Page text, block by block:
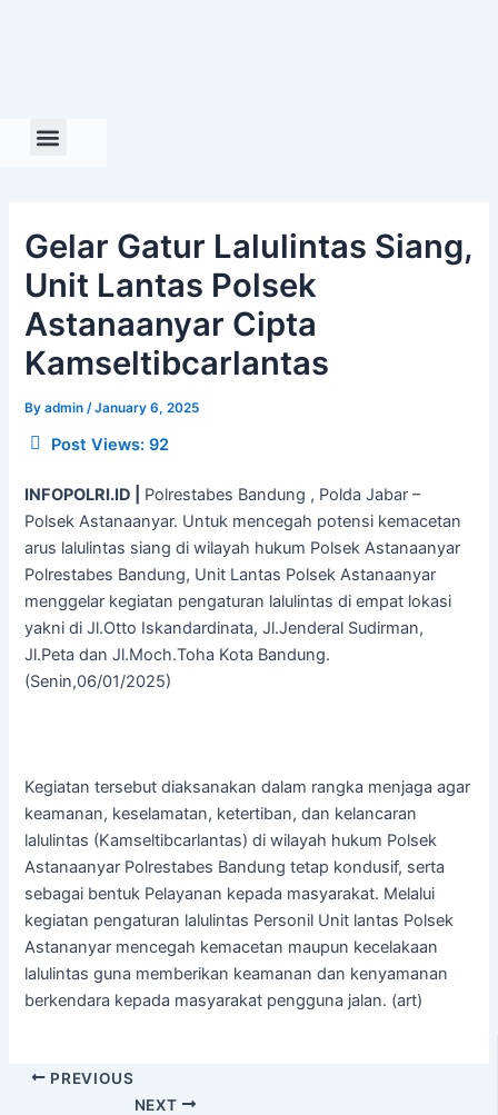
Gelar Gatur Lalulintas Siang,
Unit Lantas Polsek
Astanaanyar Cipta
Kamseltibcarlantas
Byadmin /January 6, 2025
Post Views: 92
INFOPOLRI.ID |
Polrestabes Bandung , Polda Jabar –
Polsek Astanaanyar. Untuk mencegah potensi kemacetan
arus lalulintas siang di wilayah hukum Polsek Astanaanyar
Polrestabes Bandung, Unit Lantas Polsek Astanaanyar
menggelar kegiatan pengaturan lalulintas di empat lokasi
yakni di Jl.Otto Iskandardinata, Jl.Jenderal Sudirman,
Jl.Peta dan Jl.Moch.Toha Kota Bandung.
(Senin,06/01/2025)
Kegiatan tersebut diaksanakan dalam rangka menjaga agar
keamanan, keselamatan, ketertiban, dan kelancaran
lalulintas (Kamseltibcarlantas) di wilayah hukum Polsek
Astanaanyar Polrestabes Bandung tetap kondusif, serta
sebagai bentuk Pelayanan kepada masyarakat. Melalui
kegiatan pengaturan lalulintas Personil Unit lantas Polsek
Astananyar mencegah kemacetan maupun kecelakaan
lalulintas guna memberikan keamanan dan kenyamanan
berkendara kepada masyarakat pengguna jalan. (art)
PREVIOUS
NEXT